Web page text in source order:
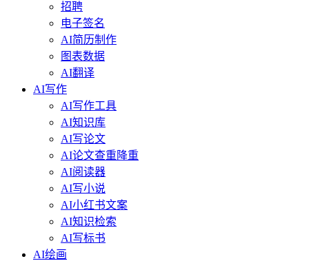
招聘
电子签名
AI简历制作
图表数据
AI翻译
AI写作
AI写作工具
AI知识库
AI写论文
AI论文查重降重
AI阅读器
AI写小说
AI小红书文案
AI知识检索
AI写标书
AI绘画